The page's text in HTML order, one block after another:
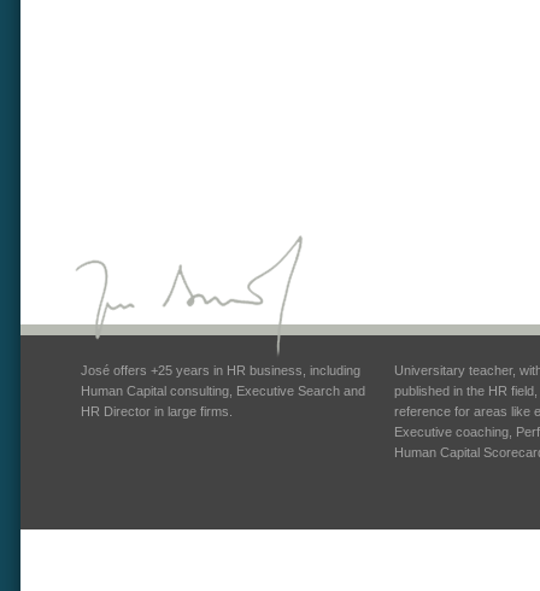
José offers +25 years in HR business, including
Human Capital consulting, Executive Search and
HR Director in large firms.
Universitary teacher,
published in the HR
reference for areas like
Executive coaching,
Human Capital